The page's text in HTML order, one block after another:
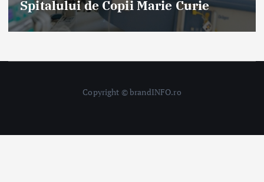
frumuseții
Copyright © brandINFO.ro